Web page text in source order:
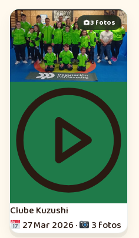
3 fotos
Clube Kuzushi
27 Mar 2026 · 3 fotos